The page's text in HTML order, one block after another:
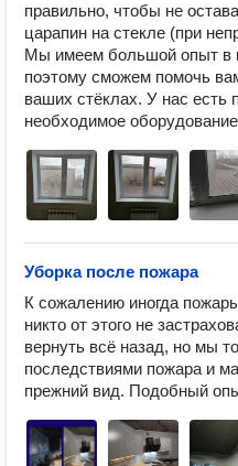
правильно, чтобы не
царапин на стекле (при
Мы имеем большой опыт в
поэтому сможем помочь
ваших стёклах. У нас есть
необходимое
Уборка после пожара
К сожалению иногда
никто от этого не
вернуть всё назад, но мы
последствиями пожара и
прежний вид. Подобный